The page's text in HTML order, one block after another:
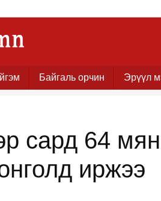
Байгаль орчин Эрүүл
сард 64
иржээ